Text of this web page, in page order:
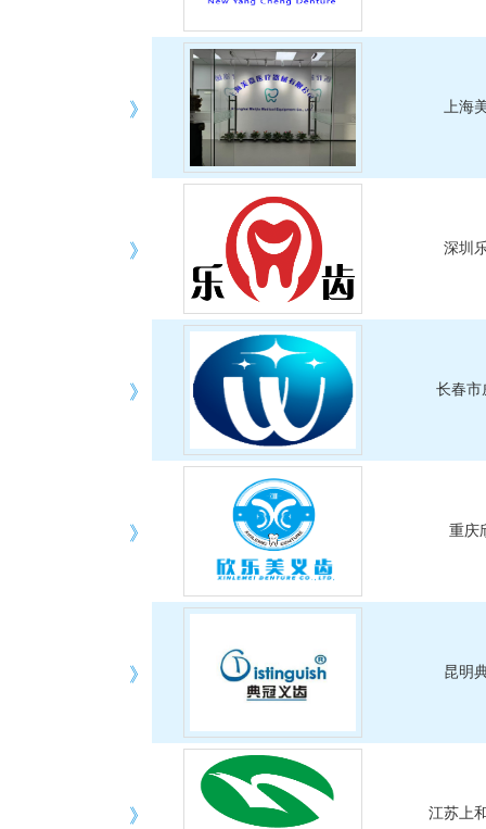
》 上海
》 深圳
》 长春市
》 重庆
》 昆明
》 江苏上